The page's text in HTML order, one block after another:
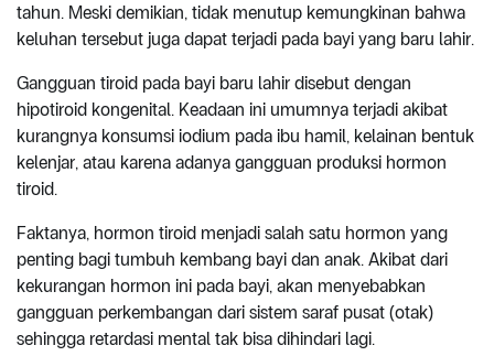
tahun. Meski demikian, tidak menutup kemungkinan bahwa
keluhan tersebut juga dapat terjadi pada bayi yang baru lahir.
Gangguan tiroid pada bayi baru lahir disebut dengan
hipotiroid kongenital. Keadaan ini umumnya terjadi akibat
kurangnya konsumsi iodium pada ibu hamil, kelainan bentuk
kelenjar, atau karena adanya gangguan produksi hormon
tiroid.
Faktanya, hormon tiroid menjadi salah satu hormon yang
penting bagi tumbuh kembang bayi dan anak. Akibat dari
kekurangan hormon ini pada bayi, akan menyebabkan
gangguan perkembangan dari sistem saraf pusat (otak)
sehingga retardasi mental tak bisa dihindari lagi.